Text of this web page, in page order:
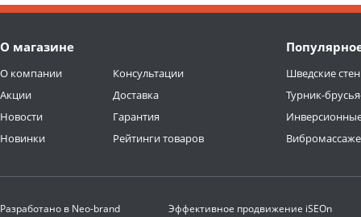
О магазине
О компании
Акции
Новости
Новинки
Консультации
Доставка
Гарантия
Рейтинги товаров
Шведские
Турник-
Разработано в Neo-brand Эффективное продвижение iSEOn